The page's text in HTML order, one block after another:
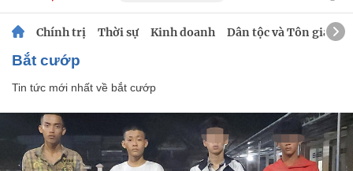
Chính trị Thời sự Kinh doanh Dân tộc và Tôn giáo
bắt cướp
Tin tức mới nhất về bắt cướp